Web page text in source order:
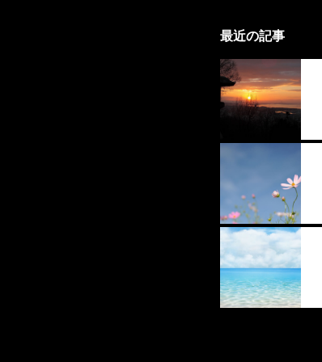
最近の記事